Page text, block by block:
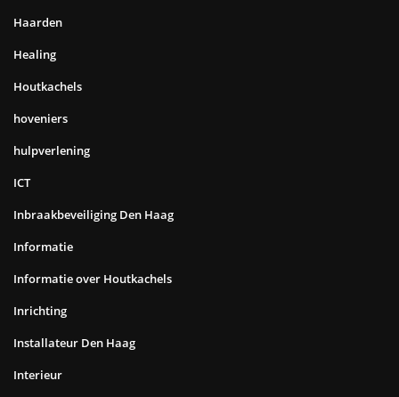
Haarden
Healing
Houtkachels
hoveniers
hulpverlening
ICT
Inbraakbeveiliging Den Haag
Informatie
Informatie over Houtkachels
Inrichting
Installateur Den Haag
Interieur